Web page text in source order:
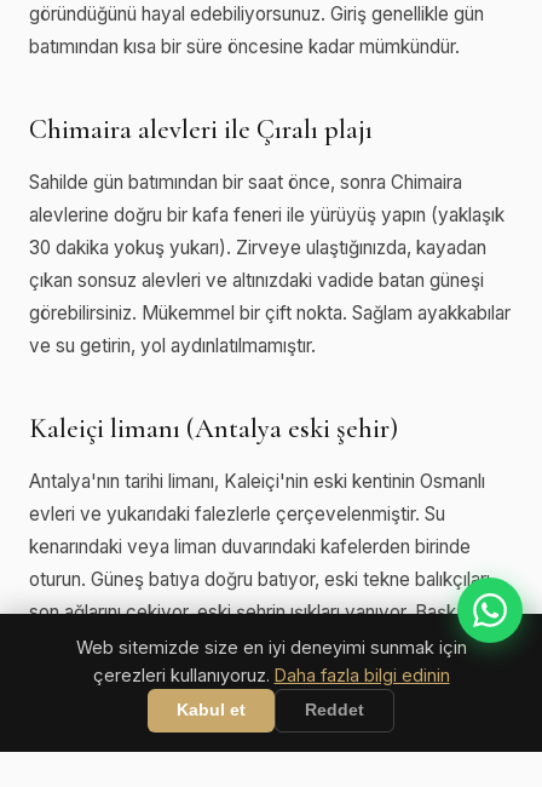
göründüğünü hayal edebiliyorsunuz. Giriş genellikle gün
batımından kısa bir süre öncesine kadar mümkündür.
Chimaira alevleri ile Çıralı plajı
Sahilde gün batımından bir saat önce, sonra Chimaira
alevlerine doğru bir kafa feneri ile yürüyüş yapın (yaklaşık
30 dakika yokuş yukarı). Zirveye ulaştığınızda, kayadan
çıkan sonsuz alevleri ve altınızdaki vadide batan güneşi
görebilirsiniz. Mükemmel bir çift nokta. Sağlam ayakkabılar
ve su getirin, yol aydınlatılmamıştır.
Kaleiçi limanı (Antalya eski şehir)
Antalya'nın tarihi limanı, Kaleiçi'nin eski kentinin Osmanlı
evleri ve yukarıdaki falezlerle çerçevelenmiştir. Su
kenarındaki veya liman duvarındaki kafelerden birinde
oturun. Güneş batıya doğru batıyor, eski tekne balıkçıları
son ağlarını çekiyor, eski şehrin ışıkları yanıyor. Başka
hiçbir yerde bulamayacağınız bir saatlik atmosfer.
Web sitemizde size en iyi deneyimi sunmak için
çerezleri kullanıyoruz. Daha fazla bilgi edinin
Kabul et Reddet